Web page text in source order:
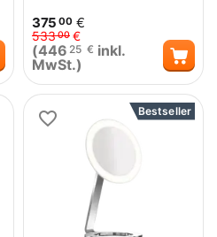
375 00 €
53300 €
(446 25 € inkl.
MwSt.)
Bestseller